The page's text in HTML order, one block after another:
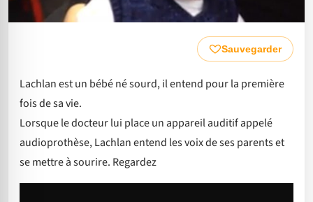
Sauvegarder
Lachlan est un bébé né sourd, il entend pour la première
fois de sa vie.
Lorsque le docteur lui place un appareil auditif appelé
audioprothèse, Lachlan entend les voix de ses parents et
se mettre à sourire. Regardez